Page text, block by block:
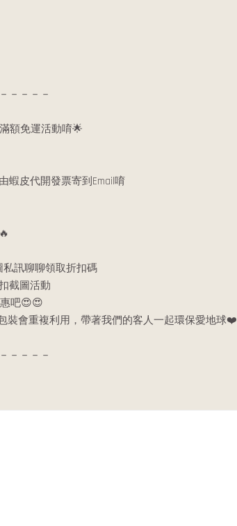
－－－－
額免運活動唷🌟
蝦皮代開發票寄到Email唷
私訊聊聊領取折扣碼
截圖活動
吧😍😍
裝會重複利用，帶著我們的客人一起環保愛地球❤️
－－－－